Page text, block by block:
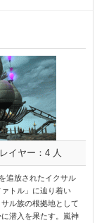
イヤー：4 人
追放されたイクサル
トル」に辿り着い
ル族の根拠地として
潜入を果たす。嵐神